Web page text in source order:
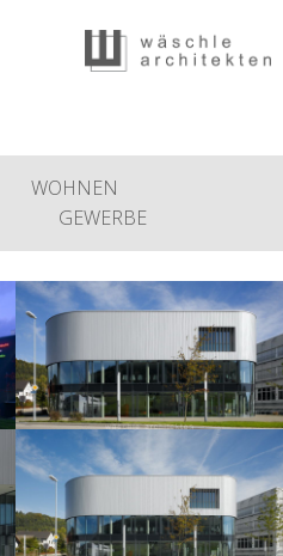
WOHNEN
GEWERBE